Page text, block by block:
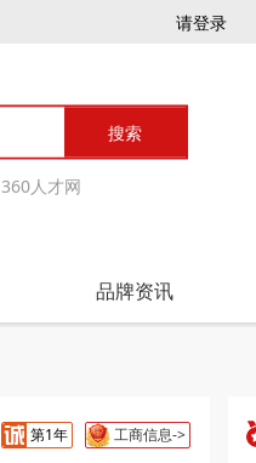
请登录
360人才网
品牌资讯
第1年 工商信息->